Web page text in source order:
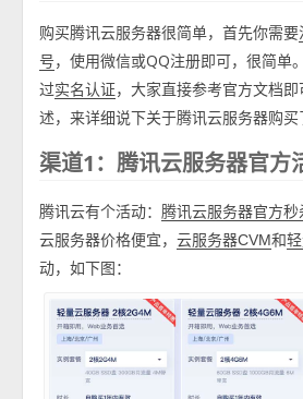
购买腾讯云服务器很简单，首先你需要
号，使用微信或QQ注册即可，很简单
过实名认证，大家直接参考官方文档
述，来详细说下关于腾讯云服务器购买
渠道1：腾讯云服务器官方
腾讯云有个活动：腾讯云服务器官方秒
云服务器价格便宜，云服务器CVM和
动，如下图：